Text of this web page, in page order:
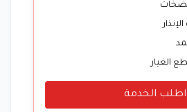
اطلب الخدمة